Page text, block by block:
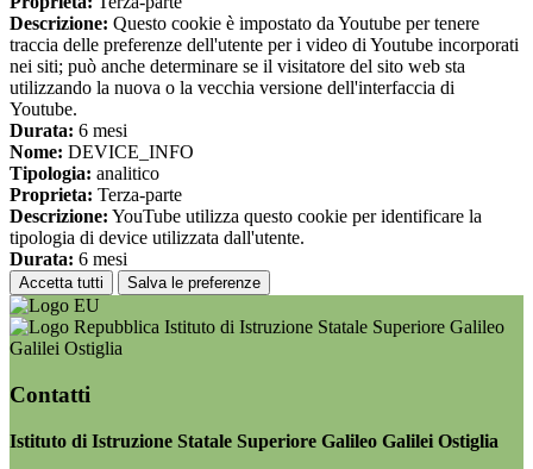
Descrizione: Questo cookie è impostato da Youtube per tenere
traccia delle preferenze dell'utente per i video di Youtube incorporati
nei siti; può anche determinare se il visitatore del sito web sta
utilizzando la nuova o la vecchia versione dell'interfaccia di
Youtube.
Durata: 6 mesi
Nome: DEVICE_INFO
Tipologia: analitico
Proprieta: Terza-parte
Descrizione: YouTube utilizza questo cookie per identificare la
tipologia di device utilizzata dall'utente.
Durata: 6 mesi
Accetta tutti Salva le preferenze
Istituto di Istruzione Statale Superiore Galileo
Galilei Ostiglia
Contatti
Istituto di Istruzione Statale Superiore Galileo Galilei Ostiglia